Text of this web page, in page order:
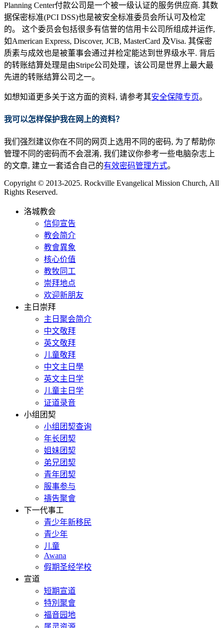
Planning Center付款公司是一个被一级认证的服务供应商. 其数
据保密标准(PCI DSS)也是被安全标准委员会所认可及检定
的。 这个委员会包括很多有信誉的信用卡公司所组成并运作,
如American Express, Discover, JCB, MasterCard 及Visa. 其保密
质素与成效也是被董事会通过并检定能达到世界级水平. 背后
的转账结算处理是由Stripe公司处理，该公司是世界上最大最
先进的转账结算公司之一。
如想知道更多关于这方面的资料, 请参考其安全保障专页。
我可以怎样保护我在网上的资料？
我们强烈建议你在不同的网页上选用不同的密码, 为了帮助你
管理不同的密码而不会混淆, 我们建议你参考一些电脑杂志上
的文章, 建立一套适合自己的有效密码管理方式。
Copyright © 2013-2025. Rockville Evangelical Mission Church, All
Rights Reserved.
洛城教会
信仰宣告
教会简介
教會異象
核心价值
教牧同工
崇拜地点
欢迎新朋友
主日崇拜
主日聚会简介
中文敬拜
英文敬拜
儿童敬拜
中文主日學
英文主日学
儿童主日学
证道录音
小组团契
小组团契查询
年长团契
姐妹团契
弟兄团契
青年团契
服事参与
禱告聚會
下一代事工
青少年新移民
青少年
儿童
Awana
假期圣经学校
宣道
短期宣道
特別聚會
福音园地